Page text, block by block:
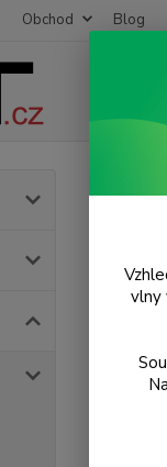
Obchod Blog
8,1 J
vlny